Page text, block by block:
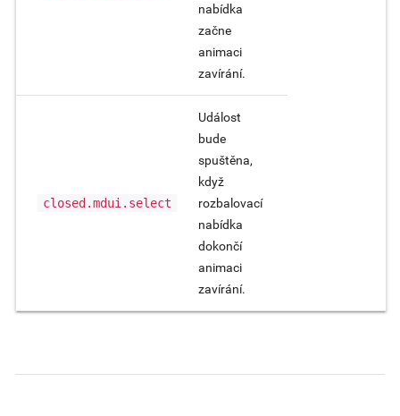
nabídka
začne
animaci
zavírání.
closed.mdui.select
Událost
bude
spuštěna,
když
rozbalovací
nabídka
dokončí
animaci
zavírání.